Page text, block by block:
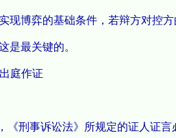
现博弈的基础条件，若辩方对控
是最关键的。
庭作证
刑事诉讼法》所规定的证人证言